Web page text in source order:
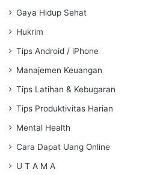
Gaya Hidup Sehat
Hukrim
Tips Android / iPhone
Manajemen Keuangan
Tips Latihan & Kebugaran
Tips Produktivitas Harian
Mental Health
Cara Dapat Uang Online
U T A M A